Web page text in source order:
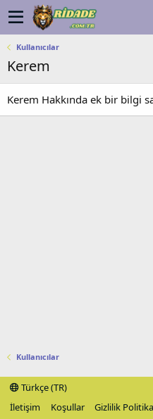
Kullanıcılar
Kerem
Kerem Hakkında ek bir bilgi
Kullanıcılar
Türkçe (TR)
İletişim
Koşullar Gizlilik